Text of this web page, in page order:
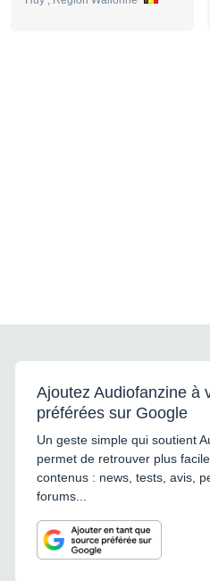
Ajoutez Audiofanzine à
préférées sur Google
Un geste simple qui soutient
permet de retrouver plus
contenus : news, tests, avis,
forums...